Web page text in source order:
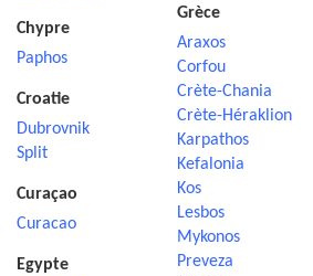
Chypre
Paphos
Croatie
Dubrovnik
Split
Curaçao
Curacao
Egypte
Grèce
Araxos
Corfou
Crète-Chania
Crète-Héraklion
Karpathos
Kefalonia
Kos
Lesbos
Mykonos
Preveza